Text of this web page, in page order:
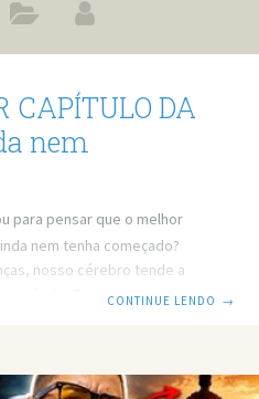
CAPÍTULO DA
nem
para pensar que o melhor
nem tenha começado?
nosso cérebro tende a
O medo do
vídeo:
CONTINUE LENDO →